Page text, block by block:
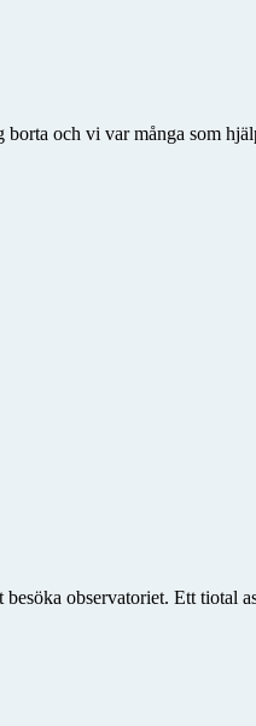
och vi var många som
observatoriet. Ett tiotal